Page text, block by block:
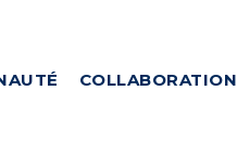
COLLABORATION